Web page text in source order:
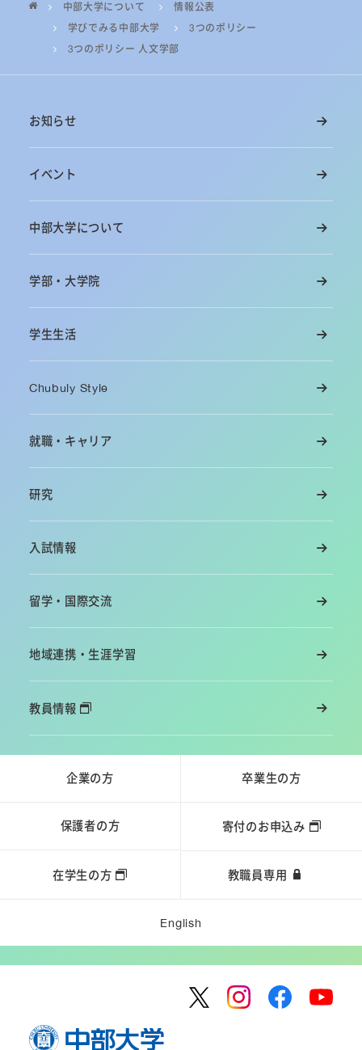
中部大学について
情報公表
学びでみる中部大学
3つのポリシー
3つのポリシー 人文学部
お知らせ
イベント
中部大学について
学部・大学院
学生生活
Chubuly Style
就職・キャリア
研究
入試情報
留学・国際交流
地域連携・生涯学習
教員情報
企業の方 卒業生の方
保護者の方 寄付のお申込み
在学生の方 教職員専用
English